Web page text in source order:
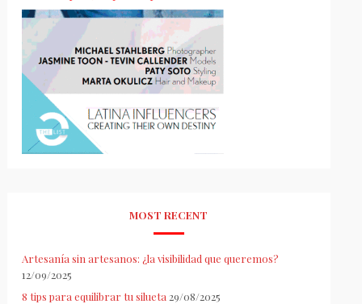
MOST RECENT
Artesanía sin artesanos: ¿la visibilidad que queremos?
12/09/2025
8 tips para equilibrar tu silueta 29/08/2025